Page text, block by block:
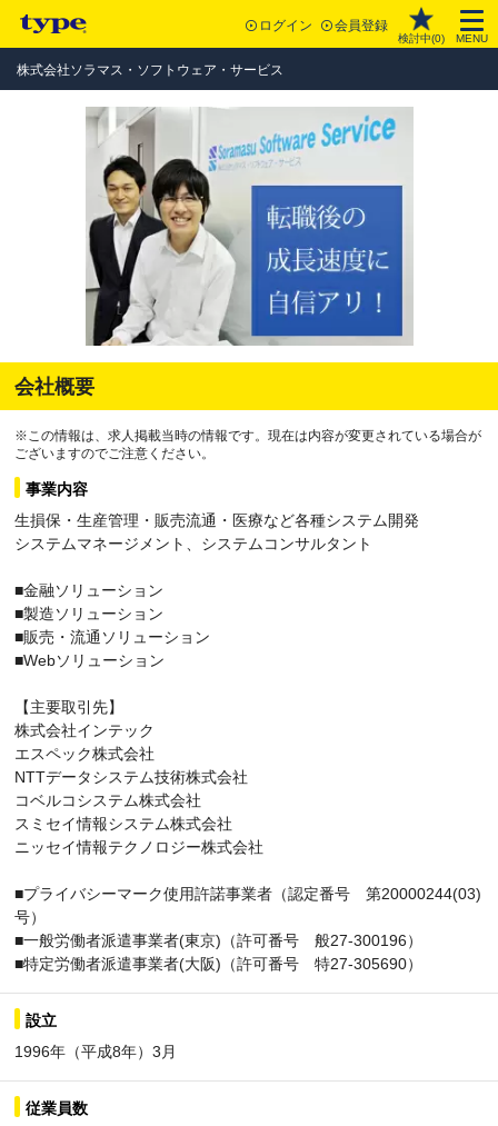
ログイン 会員登録
検討中(0) MENU
株式会社ソラマス・ソフトウェア・サービス
会社概要
※この情報は、求人掲載当時の情報です。現在は内容が変更されている場合が
ございますのでご注意ください。
事業内容
生損保・生産管理・販売流通・医療など各種システム開発
システムマネージメント、システムコンサルタント
■金融ソリューション
■製造ソリューション
■販売・流通ソリューション
■Webソリューション
【主要取引先】
株式会社インテック
エスペック株式会社
NTTデータシステム技術株式会社
コベルコシステム株式会社
スミセイ情報システム株式会社
ニッセイ情報テクノロジー株式会社
■プライバシーマーク使用許諾事業者（認定番号 第20000244(03)
号）
■一般労働者派遣事業者(東京)（許可番号 般27-300196）
■特定労働者派遣事業者(大阪)（許可番号 特27-305690）
設立
1996年（平成8年）3月
従業員数